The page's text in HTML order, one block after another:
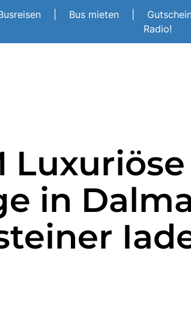
Bus mieten
Radio!
Luxuriöse
in